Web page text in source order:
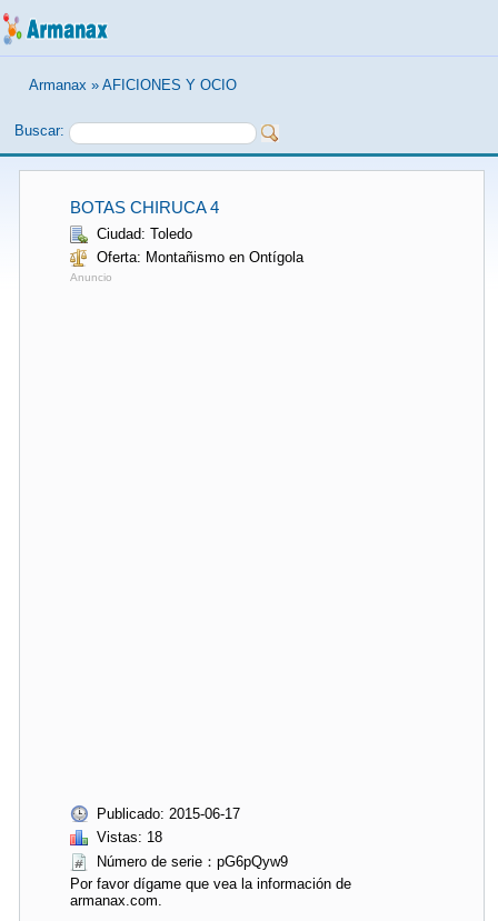
Armanax » AFICIONES Y OCIO
Buscar:
BOTAS CHIRUCA 4
Ciudad: Toledo
Oferta: Montañismo en Ontígola
Anuncio
Publicado: 2015-06-17
Vistas: 18
Número de serie：pG6pQyw9
Por favor dígame que vea la información de
armanax.com.